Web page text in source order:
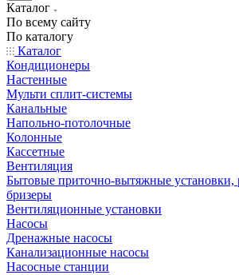
Каталог
По всему сайту
По каталогу
Каталог
Кондиционеры
Настенные
Мульти сплит-системы
Канальные
Напольно-потолочные
Колонные
Кассетные
Вентиляция
Бытовые приточно-вытяжные установки,
бризеры
Вентиляционные установки
Насосы
Дренажные насосы
Канализационные насосы
Насосные станции